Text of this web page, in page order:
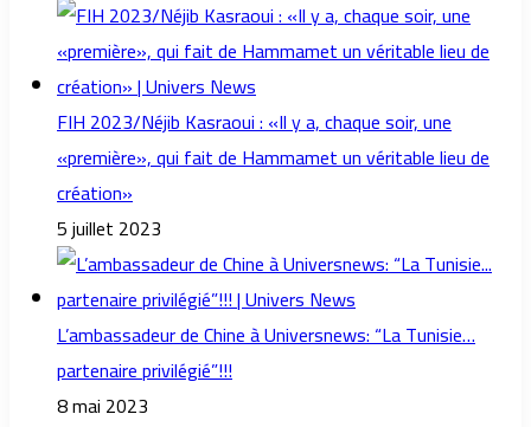
FIH 2023/Néjib Kasraoui : «Il y a, chaque soir, une
«première», qui fait de Hammamet un véritable lieu de
création»
5 juillet 2023
L’ambassadeur de Chine à Universnews: “La Tunisie…
partenaire privilégié”!!!
8 mai 2023